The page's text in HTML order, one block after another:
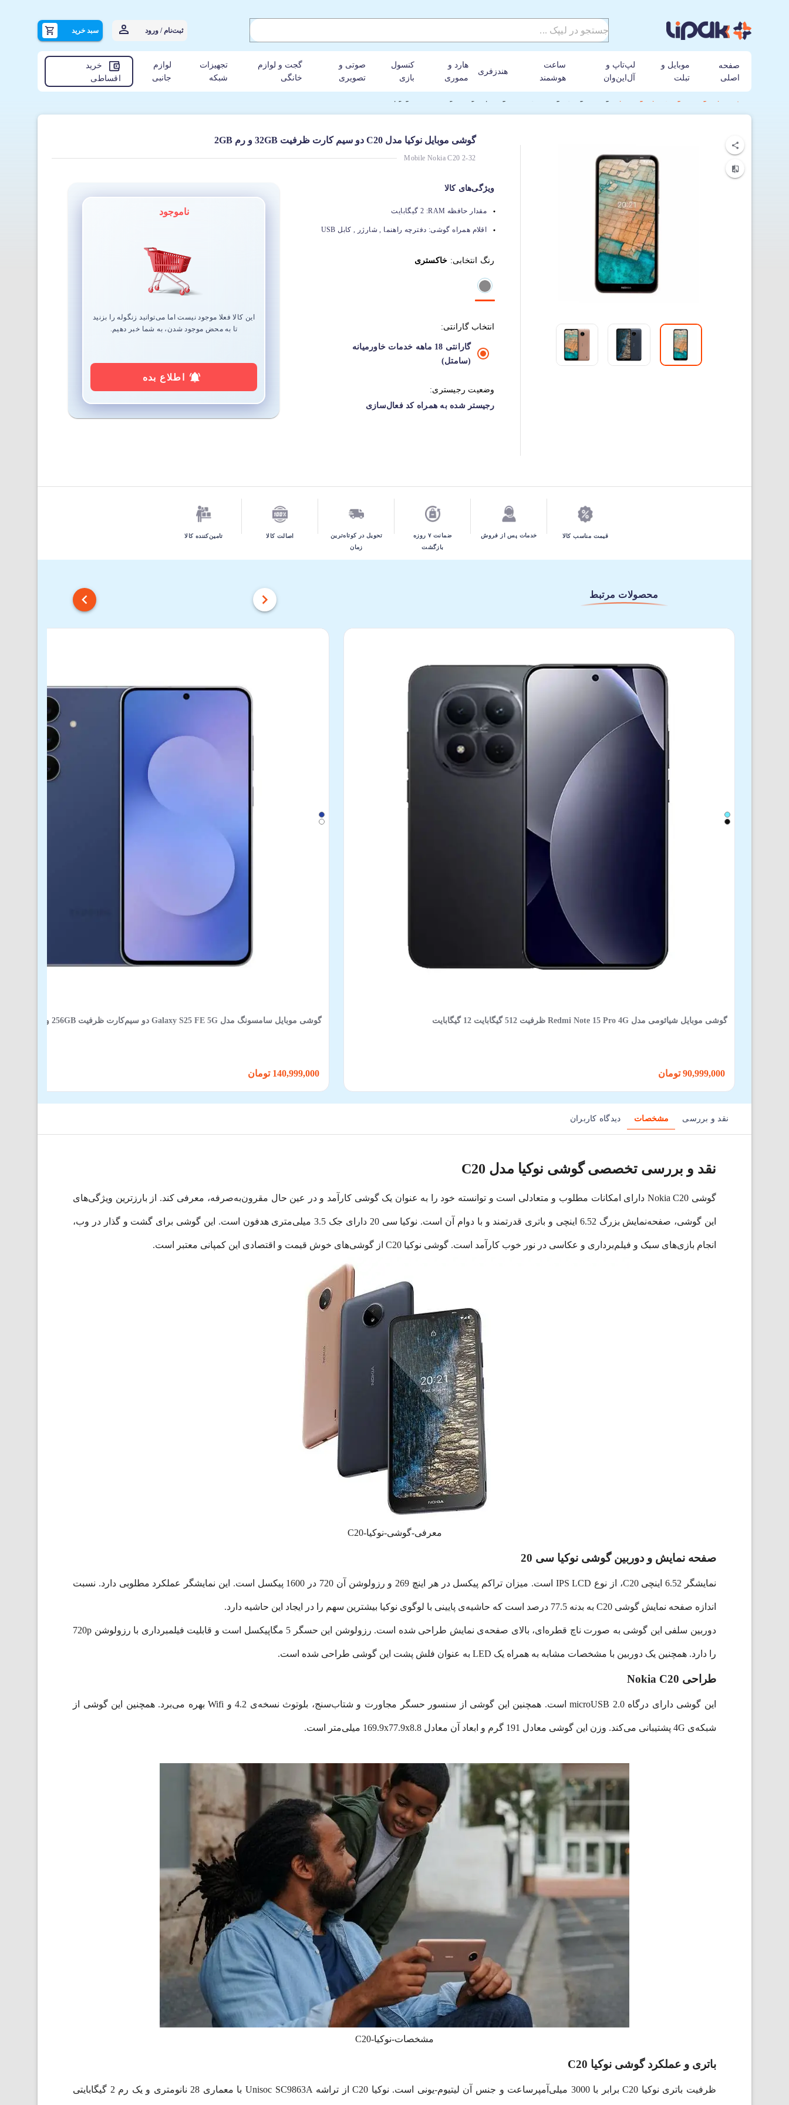
ثبت‌نام / ورود سبد خرید
صفحه
اصلی
موبایل و
تبلت
لپ‌تاپ و
آل‌این‌وان
ساعت
هوشمند
هندزفری
هارد و
مموری
کنسول
بازی
صوتی و
تصویری
گجت و لوازم
خانگی
تجهیزات
شبکه
لوازم
جانبی
خرید
اقساطی
گوشی موبایل نوکیا مدل C20 دو سیم کارت ظرفیت 32GB و رم 2GB
Mobile Nokia C20 2-32
ویژگی‌های کالا
مقدار حافظه RAM: 2 گیگابایت
اقلام همراه گوشی: دفترچه راهنما , شارژر , کابل USB
رنگ انتخابی: خاکستری
انتخاب گارانتی:
گارانتی 18 ماهه خدمات خاورمیانه
(سامتل)
وضعیت رجیستری:
رجیستر شده به همراه کد فعال‌سازی
ناموجود
این کالا فعلا موجود نیست اما می‌توانید زنگوله را بزنید
تا به محض موجود شدن، به شما خبر دهیم.
اطلاع بده
قیمت مناسب کالا خدمات پس از فروش
ضمانت ۷ روزه
بازگشت
تحویل در کوتاه‌ترین
زمان
اصالت کالا تامین‌کننده کالا
محصولات مرتبط
گوشی موبایل شیائومی مدل Redmi Note 15 Pro 4G ظرفیت 512 گیگابایت 12 گیگابایت گوشی موبایل سامسونگ مدل Galaxy S25 FE 5G دو سیم‌کارت ظرفیت 256GB و رم 8GB
نقد و بررسی مشخصات دیدگاه کاربران
نقد و بررسی تخصصی گوشی نوکیا مدل C20
گوشی‌ Nokia C20 دارای امکانات مطلوب و متعادلی است و توانسته خود را به عنوان یک گوشی کارآمد و در عین حال مقرون‌به‌صرفه، معرفی کند. از بارزترین ویژگی‌های
این گوشی، صفحه‌نمایش بزرگ 6.52 اینچی و باتری قدرتمند و با دوام آن است. نوکیا سی 20 دارای جک 3.5 میلی‌متری هدفون است. این گوشی برای گشت و گذار در وب،
انجام بازی‌های سبک و فیلم‌برداری و عکاسی در نور خوب کارآمد است. گوشی نوکیا C20 از گوشی‌های خوش قیمت و اقتصادی این کمپانی معتبر است.
معرفی-گوشی-نوکیا-C20
صفحه نمایش و دوربین گوشی نوکیا سی 20
نمایشگر 6.52 اینچی C20، از نوع IPS LCD است. میزان تراکم پیکسل در هر اینچ 269 و رزولوشن آن 720 در 1600 پیکسل است. این نمایشگر عملکرد مطلوبی دارد. نسبت
اندازه صفحه نمایش گوشی C20 به بدنه 77.5 درصد است که حاشیه‌ی پایینی با لوگوی نوکیا بیشترین سهم را در ایجاد این حاشیه دارد.
دوربین سلفی این گوشی به صورت ناچ قطره‌ای، بالای صفحه‌ی نمایش طراحی شده است. رزولوشن این حسگر 5 مگاپیکسل است و قابلیت فیلمبرداری با رزولوشن 720p
را دارد. همچنین یک دوربین با مشخصات مشابه به همراه یک LED به عنوان فلش پشت این گوشی طراحی شده است.
طراحی Nokia C20
این گوشی دارای درگاه microUSB 2.0 است. همچنین این گوشی از سنسور حسگر مجاورت و شتاب‌سنج، بلوتوث نسخه‌‌ی 4.2 و Wifi بهره می‌برد. همچنین این گوشی از
شبکه‌ی 4G پشتیبانی می‌کند. وزن این گوشی معادل 191 گرم و ابعاد آن معادل 169.9x77.9x8.8 میلی‌متر است.
مشخصات-نوکیا-C20
باتری و عملکرد گوشی نوکیا C20
ظرفیت باتری نوکیا C20 برابر با 3000 میلی‌آمپر‌ساعت و جنس آن لیتیوم-یونی است. نوکیا C20 از تراشه Unisoc SC9863A با معماری 28 نانومتری و یک رم 2 گیگابایتی